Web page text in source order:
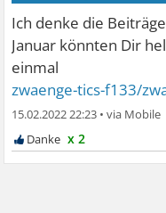
Ich denke die
Januar könnten Dir
einmal
zwaenge-tics-f133/
15.02.2022 22:23 •
x 2